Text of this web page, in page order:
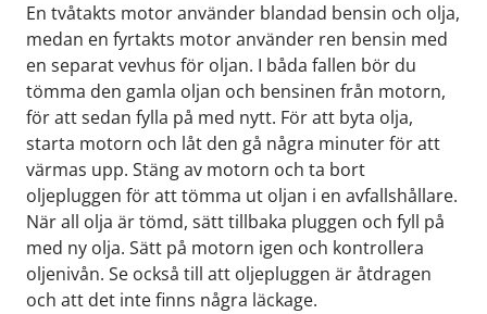
En tvåtakts motor använder blandad bensin och olja,
medan en fyrtakts motor använder ren bensin med
en separat vevhus för oljan. I båda fallen bör du
tömma den gamla oljan och bensinen från motorn,
för att sedan fylla på med nytt. För att byta olja,
starta motorn och låt den gå några minuter för att
värmas upp. Stäng av motorn och ta bort
oljepluggen för att tömma ut oljan i en avfallshållare.
När all olja är tömd, sätt tillbaka pluggen och fyll på
med ny olja. Sätt på motorn igen och kontrollera
oljenivån. Se också till att oljepluggen är åtdragen
och att det inte finns några läckage.